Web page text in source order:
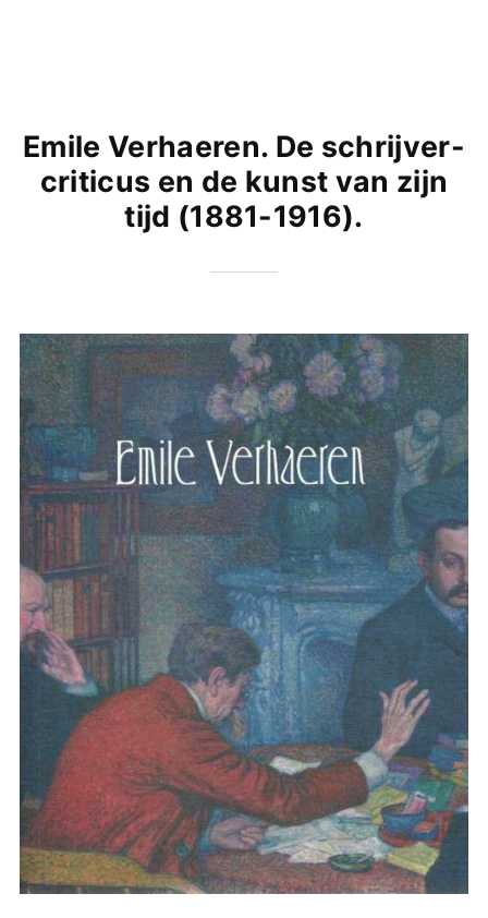
Emile Verhaeren. De schrijver-
criticus en de kunst van zijn
tijd (1881-1916).